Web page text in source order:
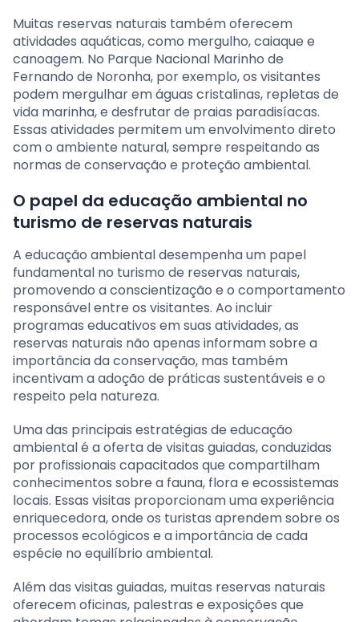
Muitas reservas naturais também oferecem
atividades aquáticas, como mergulho, caiaque e
canoagem. No Parque Nacional Marinho de
Fernando de Noronha, por exemplo, os visitantes
podem mergulhar em águas cristalinas, repletas de
vida marinha, e desfrutar de praias paradisíacas.
Essas atividades permitem um envolvimento direto
com o ambiente natural, sempre respeitando as
normas de conservação e proteção ambiental.
O papel da educação ambiental no
turismo de reservas naturais
A educação ambiental desempenha um papel
fundamental no turismo de reservas naturais,
promovendo a conscientização e o comportamento
responsável entre os visitantes. Ao incluir
programas educativos em suas atividades, as
reservas naturais não apenas informam sobre a
importância da conservação, mas também
incentivam a adoção de práticas sustentáveis e o
respeito pela natureza.
Uma das principais estratégias de educação
ambiental é a oferta de visitas guiadas, conduzidas
por profissionais capacitados que compartilham
conhecimentos sobre a fauna, flora e ecossistemas
locais. Essas visitas proporcionam uma experiência
enriquecedora, onde os turistas aprendem sobre os
processos ecológicos e a importância de cada
espécie no equilíbrio ambiental.
Além das visitas guiadas, muitas reservas naturais
oferecem oficinas, palestras e exposições que